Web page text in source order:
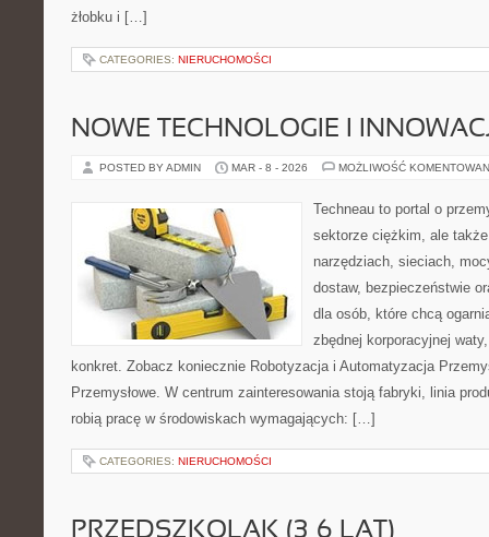
żłobku i […]
CATEGORIES: NIERUCHOMOŚCI
NOWE TECHNOLOGIE I
POSTED BY ADMIN MAR - 8 - 2026 MOŻLIWOŚĆ
Techneau to portal o
sektorze ciężkim, ale
narzędziach, sieciach,
dostaw, bezpieczeństwie
dla osób, które chcą
zbędnej korporacyjnej
konkret. Zobacz koniecznie Robotyzacja i Automatyzacja
Przemysłowe. W centrum zainteresowania stoją fabryki, linia
robią pracę w środowiskach wymagających: […]
CATEGORIES: NIERUCHOMOŚCI
PRZEDSZKOLAK (3–6 LAT)